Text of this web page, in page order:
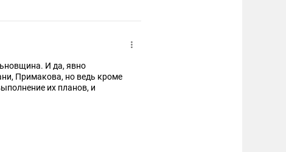
И да, явно
Примакова, но ведь кроме
их планов, и